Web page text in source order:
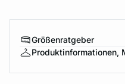
Größenratgeber
Produktinformationen,